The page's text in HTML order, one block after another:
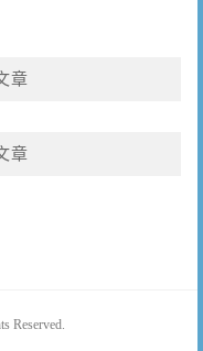
章
章
Reserved.